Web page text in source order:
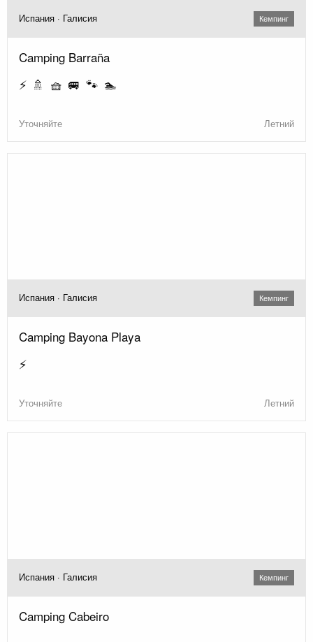
Испания · Галисия Кемпинг
Camping Barraña
⚡ 🚿 🧺 🚐 🐾 🏊
Уточняйте Летний
Испания · Галисия Кемпинг
Camping Bayona Playa
⚡
Уточняйте Летний
Испания · Галисия Кемпинг
Camping Cabeiro